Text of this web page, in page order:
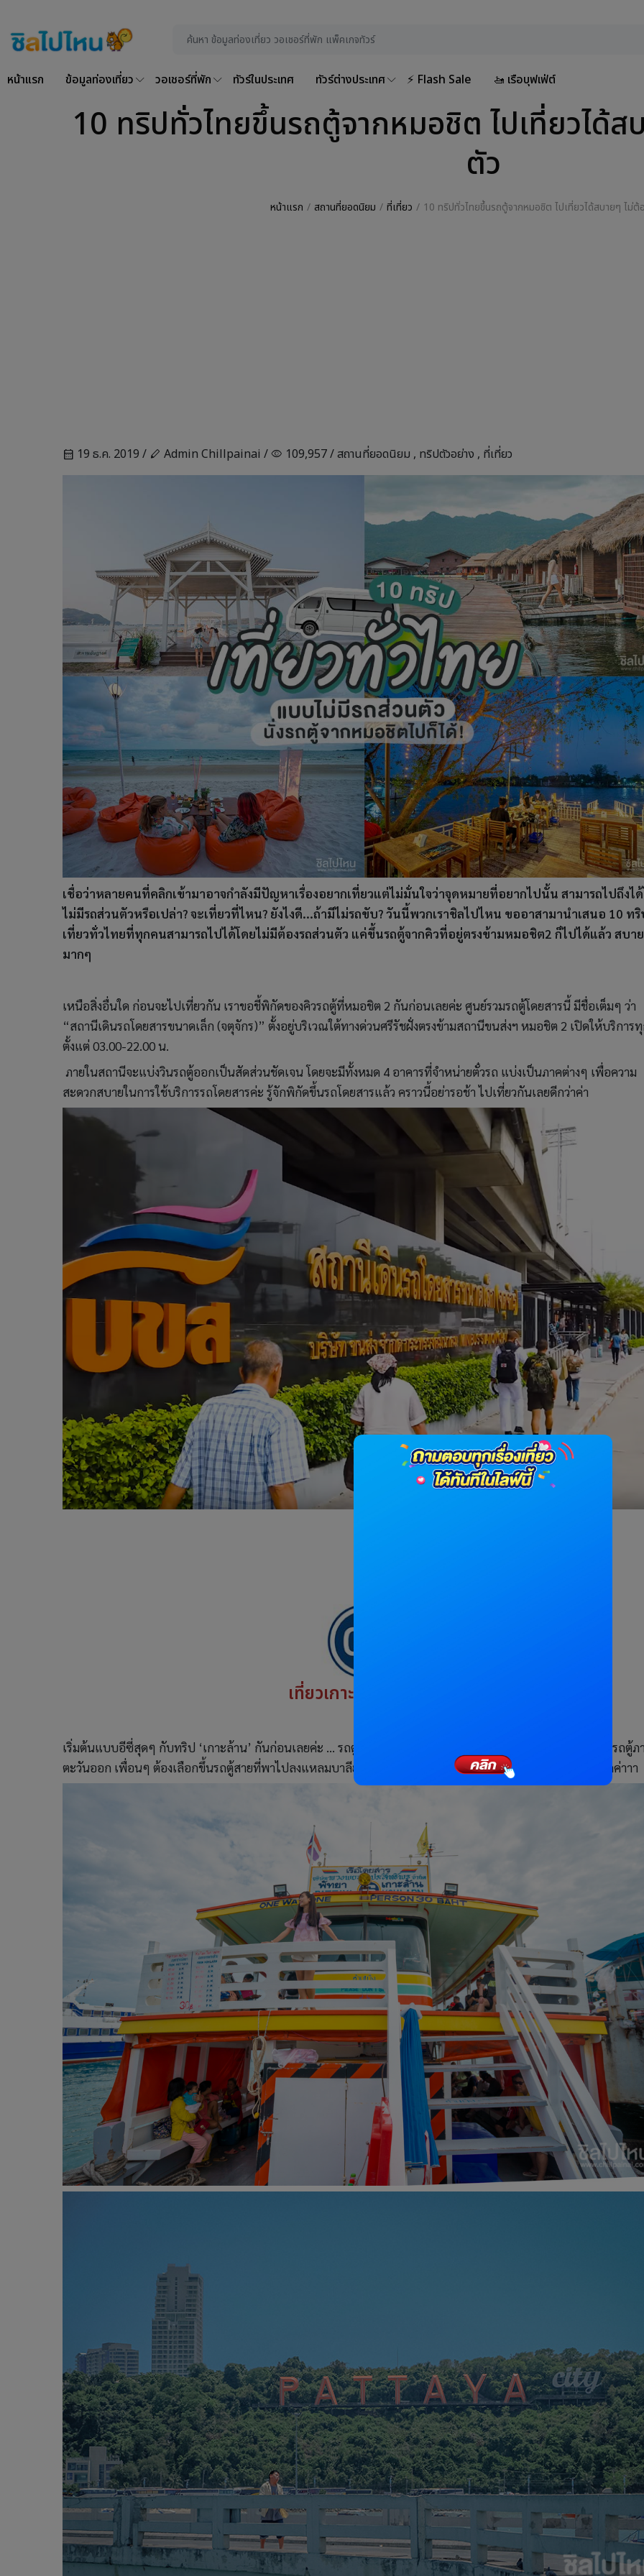
หน้าแรก ข้อมูลท่องเที่ยว วอเชอร์ที่พัก ทัวร์ในประเทศ ทัวร์ต่างประเทศ ⚡ Flash Sale 🚤 เรือบุฟเฟ่ต์
10 ทริปทั่วไทยขึ้นรถตู้จากหมอชิต ไปเที่ยวได้
ตัว
หน้าแรก สถานที่ยอดนิยม ที่เที่ยว 10 ทริปทั่วไทยขึ้นรถตู้จากหมอชิต ไปเที่ยวได้สบายๆ ไม่
calendar_month 19 ธ.ค. 2019 / stylus Admin Chillpainai / visibility 109,957 /สถานที่ยอดนิยม , ทริปตัวอย่าง , ที่เที่ยว
เชื่อว่าหลายคนที่คลิกเข้ามาอาจกำลังมีปัญหาเรื่องอยากเที่ยวแต่ไม่มั่นใจว่าจุดหมายที่อยากไปนั้น สามารถไปถึงไ
ไม่มีรถส่วนตัวหรือเปล่า? จะเที่ยวที่ไหน? ยังไงดี...ถ้ามีไม่รถขับ? วันนี้พวกเราชิลไปไหน ขออาสามานำเสนอ 10 ท
เที่ยวทั่วไทยที่ทุกคนสามารถไปได้โดยไม่มีต้องรถส่วนตัว แค่ขึ้นรถตู้จากคิวที่อยู่ตรงข้ามหมอชิต2 ก็ไปได้แล้ว สบาย
มากๆ
เหนือสิ่งอื่นใด ก่อนจะไปเที่ยวกัน เราขอชี้พิกัดของคิวรถตู้ที่หมอชิต 2 กันก่อนเลยค่ะ ศูนย์รวมรถตู้โดยสารนี้ มีชื่อเต็มๆ ว่า
“สถานีเดินรถโดยสารขนาดเล็ก (จตุจักร)” ตั้งอยู่บริเวณใต้ทางด่วนศรีรัชฝั่งตรงข้ามสถานีขนส่งฯ หมอชิต 2 เปิดให้บริการ
ตั้งแต่ 03.00-22.00 น.
ภายในสถานีจะแบ่งวินรถตู้ออกเป็นสัดส่วนชัดเจน โดยจะมีทั้งหมด 4 อาคารที่จำหน่ายตั๋วรถ แบ่งเป็นภาคต่างๆ เพื่อความ
สะดวกสบายในการใช้บริการรถโดยสารค่ะ รู้จักพิกัดขึ้นรถโดยสารแล้ว คราวนี้อย่ารอช้า ไปเที่ยวกันเลยดีกว่าค่า
เที่ยวเกาะล้าน จ.ชลบุรี
เริ่มต้นแบบอีซี่สุดๆ กับทริป ‘เกาะล้าน’ กันก่อนเลยค่ะ … รถตู้โดยสารไปเกาะล้านจะอยู่ ‘อาคาร C’ ซึ่งเป็นศูนย์รวมรถตู้ภ
ตะวันออก เพื่อนๆ ต้องเลือกขึ้นรถตู้สายที่พาไปลงแหลมบาลีฮาย หรือ สายพัทยา-เกาะล้าน ซึ่งจะมีหลายเจ้าให้เลือกค่าาา